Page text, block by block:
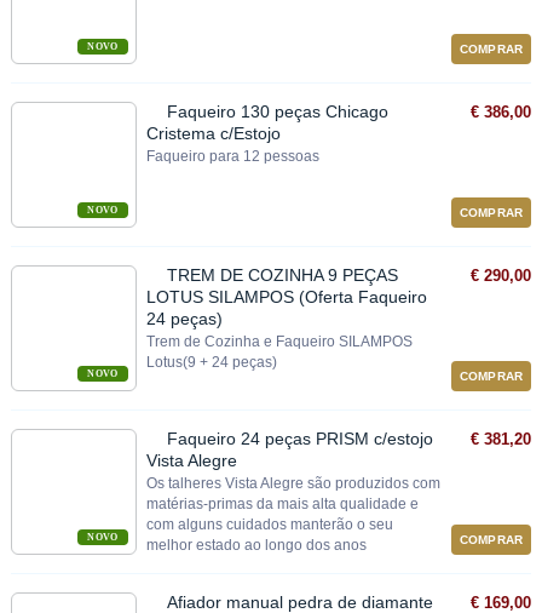
NOVO COMPRAR
NOVO
Faqueiro 130 peças Chicago
Cristema c/Estojo
Faqueiro para 12 pessoas
€ 386,00
COMPRAR
NOVO
TREM DE COZINHA 9 PEÇAS
LOTUS SILAMPOS (Oferta Faqueiro
24 peças)
Trem de Cozinha e Faqueiro SILAMPOS
Lotus(9 + 24 peças)
€ 290,00
COMPRAR
NOVO
Faqueiro 24 peças PRISM c/estojo
Vista Alegre
Os talheres Vista Alegre são produzidos com
matérias-primas da mais alta qualidade e
com alguns cuidados manterão o seu
melhor estado ao longo dos anos
€ 381,20
COMPRAR
Afiador manual pedra de diamante
€ 169,00